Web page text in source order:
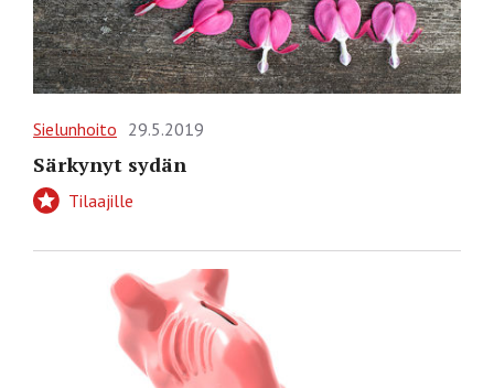
Sielunhoito 29.5.2019
Särkynyt sydän
Tilaajille